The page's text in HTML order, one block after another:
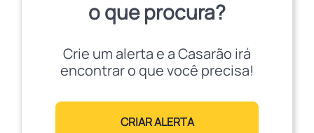
o que procura?
Crie um alerta e a Casarão irá
encontrar o que você precisa!
CRIAR ALERTA